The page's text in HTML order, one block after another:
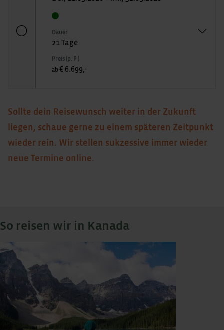
Dauer
21 Tage
Preis (p. P.)
ab € 6.699,-
Sollte dein Reisewunsch weiter in der Zukunft
liegen, schaue gerne zu einem späteren Zeitpunkt
wieder rein. Wir stellen sukzessive immer wieder
neue Termine online.
So reisen wir in Kanada